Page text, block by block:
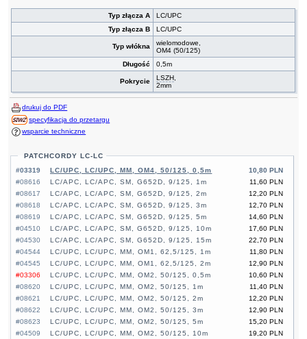
Typ złącza A
LC/UPC
Typ złącza B
LC/UPC
Typ włókna
wielomodowe,
OM4 (50/125)
Długość
0,5m
Pokrycie LSZH,
2mm
drukuj do PDF
specyfikacja do przetargu
wsparcie techniczne
PATCHCORDY LC-LC
#03319
10,80 PLN
LC/UPC, LC/UPC, MM, OM4, 50/125, 0,5m
#08616
11,60 PLN
LC/APC, LC/APC, SM, G652D, 9/125, 1m
#08617
12,20 PLN
LC/APC, LC/APC, SM, G652D, 9/125, 2m
#08618
12,70 PLN
LC/APC, LC/APC, SM, G652D, 9/125, 3m
#08619
14,60 PLN
LC/APC, LC/APC, SM, G652D, 9/125, 5m
#04510
17,60 PLN
LC/APC, LC/APC, SM, G652D, 9/125, 10m
#04530
22,70 PLN
LC/APC, LC/APC, SM, G652D, 9/125, 15m
#04544
11,80 PLN
LC/UPC, LC/UPC, MM, OM1, 62,5/125, 1m
#04545
12,90 PLN
LC/UPC, LC/UPC, MM, OM1, 62,5/125, 2m
#03306
10,60 PLN
LC/UPC, LC/UPC, MM, OM2, 50/125, 0,5m
#08620
11,40 PLN
LC/UPC, LC/UPC, MM, OM2, 50/125, 1m
#08621
12,20 PLN
LC/UPC, LC/UPC, MM, OM2, 50/125, 2m
#08622
12,90 PLN
LC/UPC, LC/UPC, MM, OM2, 50/125, 3m
#08623
15,20 PLN
LC/UPC, LC/UPC, MM, OM2, 50/125, 5m
#04509
19,20 PLN
LC/UPC, LC/UPC, MM, OM2, 50/125, 10m